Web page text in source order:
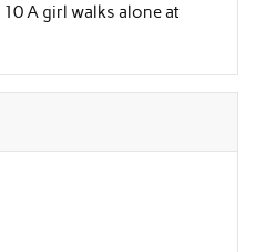
A girl walks alone at